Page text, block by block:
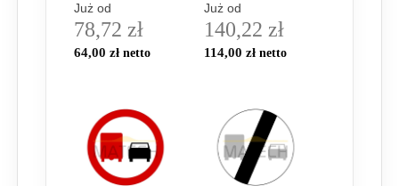
Już od
78,72 zł
64,00 zł
Już od
140,22 zł
114,00 zł